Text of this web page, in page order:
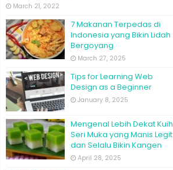
March 21, 2022
7 Makanan Terpedas di
Indonesia yang Bikin Lidah
Bergoyang
March 27, 2025
Tips for Learning Web
Design as a Beginner
January 8, 2025
Mengenal Lebih Dekat Kuih
Seri Muka yang Manis Legit
dan Selalu Bikin Kangen
April 28, 2025